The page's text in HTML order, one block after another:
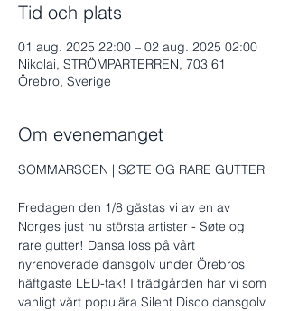
Tid och plats
01 aug. 2025 22:00 – 02 aug. 2025 02:00
Nikolai, STRÖMPARTERREN, 703 61
Örebro, Sverige
Om evenemanget
SOMMARSCEN | SØTE OG RARE GUTTER
Fredagen den 1/8 gästas vi av en av
Norges just nu största artister - Søte og
rare gutter! Dansa loss på vårt
nyrenoverade dansgolv under Örebros
häftgaste LED-tak! I trädgården har vi som
vanligt vårt populära Silent Disco dansgolv